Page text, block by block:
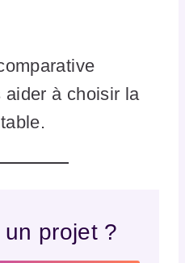
aider à choisir la
projet ?